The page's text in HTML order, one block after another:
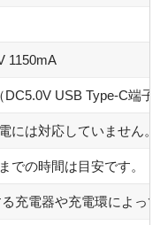
1150mA
USB Type-C端子)
には対応していません。
での時間は目安です。
充電器や充電環によって